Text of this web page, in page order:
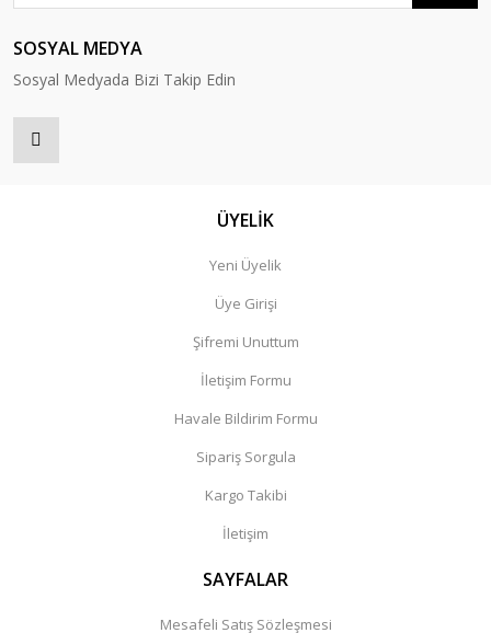
SOSYAL MEDYA
Sosyal Medyada Bizi Takip Edin
ÜYELİK
Yeni Üyelik
Üye Girişi
Şifremi Unuttum
İletişim Formu
Havale Bildirim Formu
Sipariş Sorgula
Kargo Takibi
İletişim
SAYFALAR
Mesafeli Satış Sözleşmesi